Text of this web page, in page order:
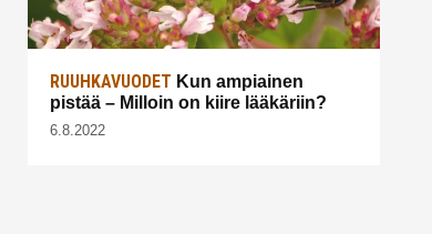
RUUHKAVUODET Kun ampiainen
pistää – Milloin on kiire lääkäriin?
6.8.2022